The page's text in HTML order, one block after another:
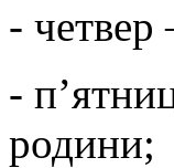
- четвер
-
родини;